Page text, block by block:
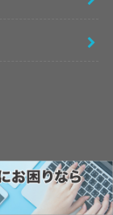
被害や誹謗中傷
相談実績は数千